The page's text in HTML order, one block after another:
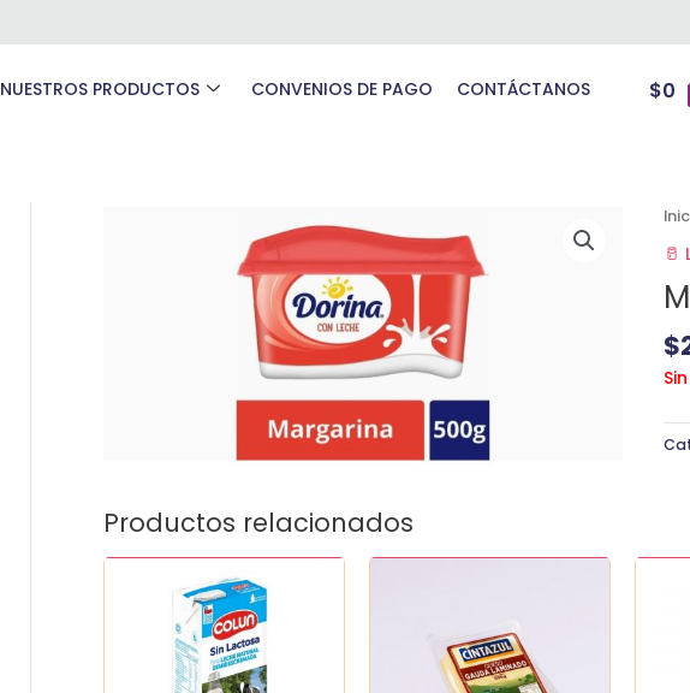
NUESTROS PRODUCTOS CONVENIOS DE PAGO CONTÁCTANOS $0
🥛
$
Productos relacionados